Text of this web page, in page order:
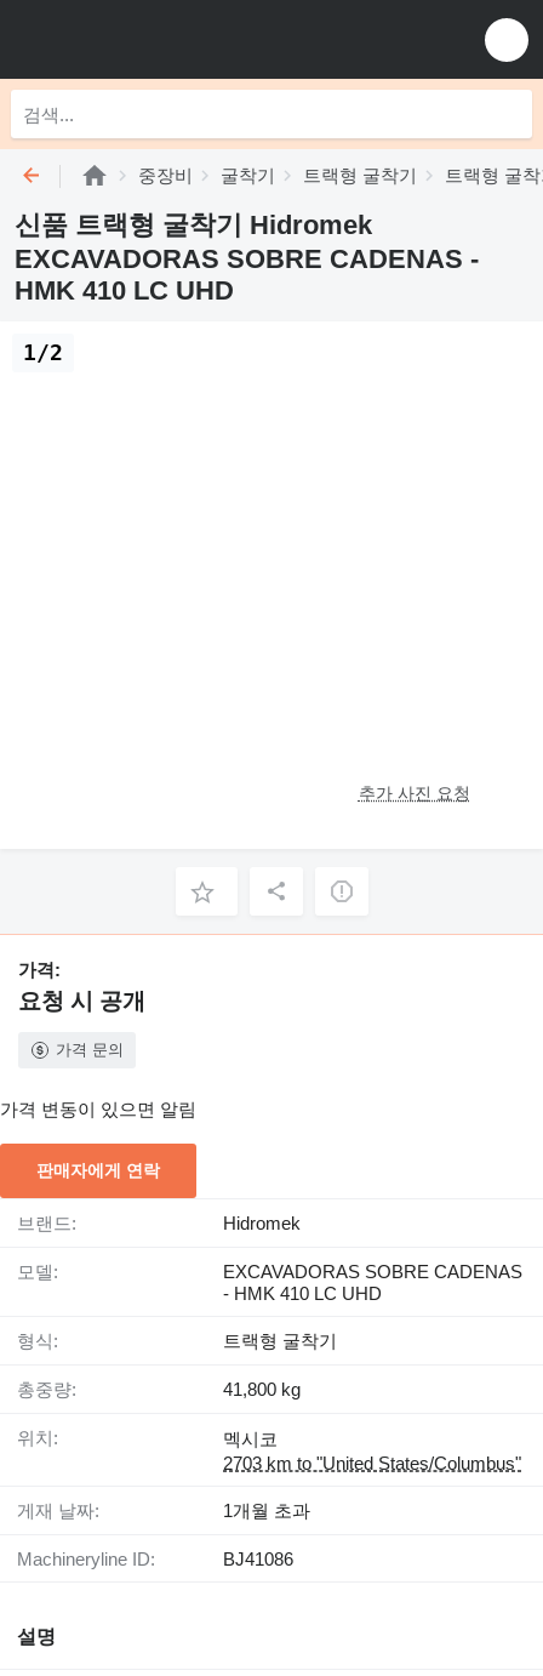
중장비 굴착기 트랙형 굴착기 트랙형 굴
신품 트랙형 굴착기 Hidromek
EXCAVADORAS SOBRE CADENAS -
HMK 410 LC UHD
추가 사진 요청
1/2
가격:
요청 시 공개
가격 문의
가격 변동이 있으면 알림
판매자에게 연락
브랜드: Hidromek
모델:
EXCAVADORAS SOBRE CADENAS
- HMK 410 LC UHD
형식: 트랙형 굴착기
총중량: 41,800 kg
위치:
멕시코
2703 km to "United States/Columbus"
게재 날짜: 1개월 초과
Machineryline ID: BJ41086
설명